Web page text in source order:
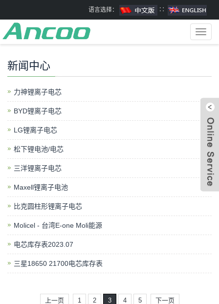
语言选择： ∷
新闻中心
力神锂离子电芯
BYD锂离子电芯
LG锂离子电芯
松下锂电池/电芯
三洋锂离子电芯
Maxell锂离子电池
比克圆柱形锂离子电芯
Molicel - 台湾E-one Moli能源
电芯库存表2023.07
三星18650 21700电芯库存表
上一页 1 2 3 4 5 下一页